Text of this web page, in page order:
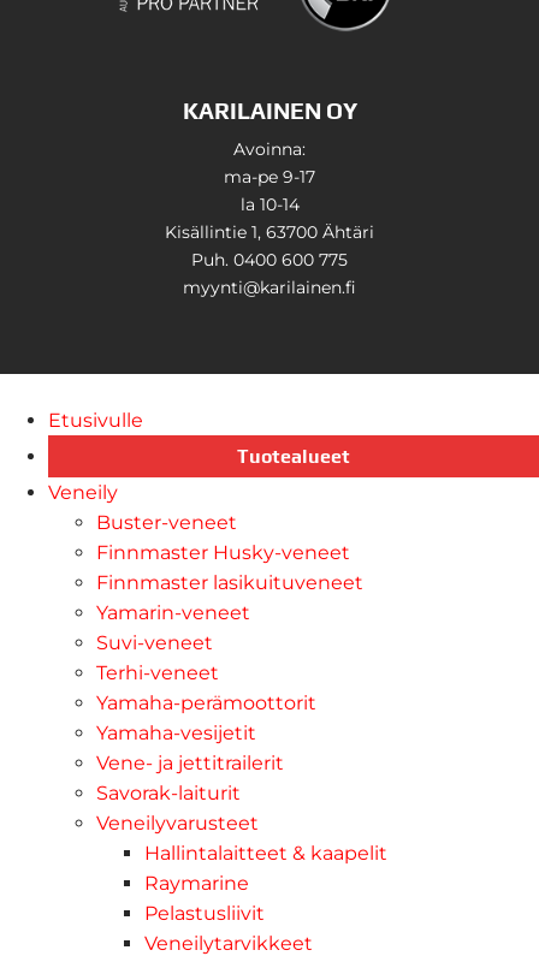
KARILAINEN OY
Avoinna:
ma-pe 9-17
la 10-14
Kisällintie 1, 63700 Ähtäri
Puh. 0400 600 775
myynti@karilainen.fi
Etusivulle
Tuotealueet
Veneily
Buster-veneet
Finnmaster Husky-veneet
Finnmaster lasikuituveneet
Yamarin-veneet
Suvi-veneet
Terhi-veneet
Yamaha-perämoottorit
Yamaha-vesijetit
Vene- ja jettitrailerit
Savorak-laiturit
Veneilyvarusteet
Hallintalaitteet & kaapelit
Raymarine
Pelastusliivit
Veneilytarvikkeet